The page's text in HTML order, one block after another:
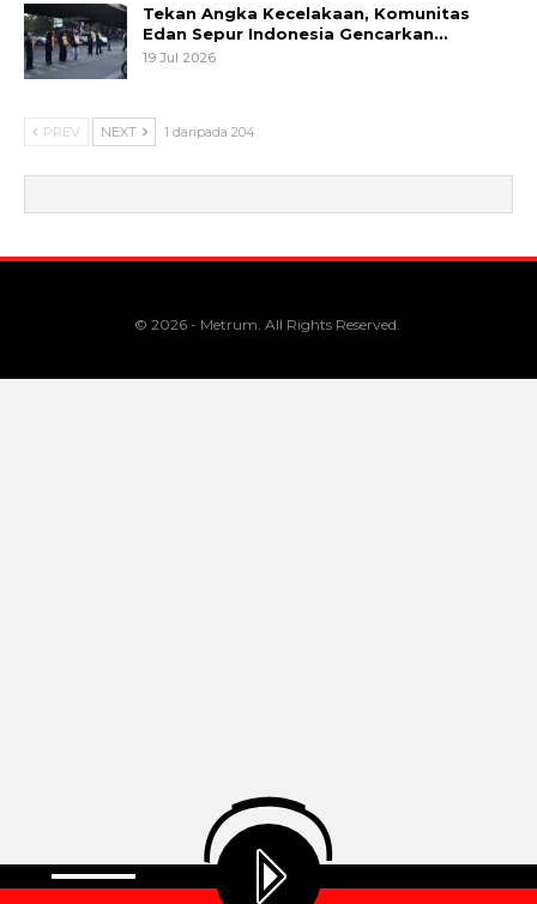
Tekan Angka Kecelakaan, Komunitas
Edan Sepur Indonesia Gencarkan…
19 Jul 2026
PREV NEXT 1 daripada 204
© 2026 - Metrum. All Rights Reserved.